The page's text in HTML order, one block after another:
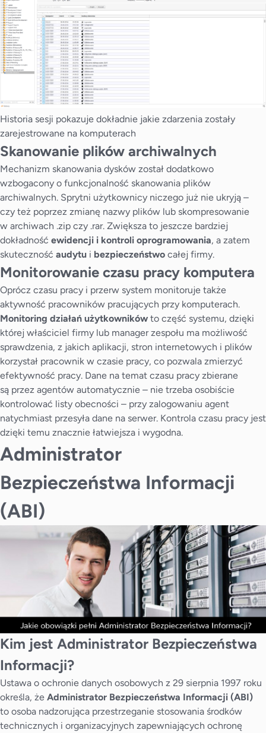
Historia sesji pokazuje dokładnie jakie zdarzenia zostały
zarejestrowane na komputerach
Skanowanie plików archiwalnych
Mechanizm skanowania dysków został dodatkowo
wzbogacony o funkcjonalność skanowania plików
archiwalnych. Sprytni użytkownicy niczego już nie ukryją –
czy też poprzez zmianę nazwy plików lub skompresowanie
w archiwach .zip czy .rar. Zwiększa to jeszcze bardziej
dokładność ewidencji i kontroli oprogramowania, a zatem
skuteczność audytu i bezpieczeństwo całej firmy.
Monitorowanie czasu pracy komputera
Oprócz czasu pracy i przerw system monitoruje także
aktywność pracowników pracujących przy komputerach.
Monitoring działań użytkowników to część systemu, dzięki
której właściciel firmy lub manager zespołu ma możliwość
sprawdzenia, z jakich aplikacji, stron internetowych i plików
korzystał pracownik w czasie pracy, co pozwala zmierzyć
efektywność pracy. Dane na temat czasu pracy zbierane
są przez agentów automatycznie – nie trzeba osobiście
kontrolować listy obecności – przy zalogowaniu agent
natychmiast przesyła dane na serwer. Kontrola czasu pracy jest
dzięki temu znacznie łatwiejsza i wygodna.
Administrator
Bezpieczeństwa Informacji
(ABI)
Kim jest Administrator Bezpieczeństwa
Informacji?
Ustawa o ochronie danych osobowych z 29 sierpnia 1997 roku
określa, że Administrator Bezpieczeństwa Informacji (ABI)
to osoba nadzorująca przestrzeganie stosowania środków
technicznych i organizacyjnych zapewniających ochronę